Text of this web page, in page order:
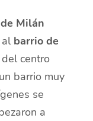
Milán
al barrio de
centro
barrio muy
se
a